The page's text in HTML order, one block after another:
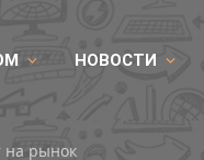
НОВОСТИ
Lì Suàn